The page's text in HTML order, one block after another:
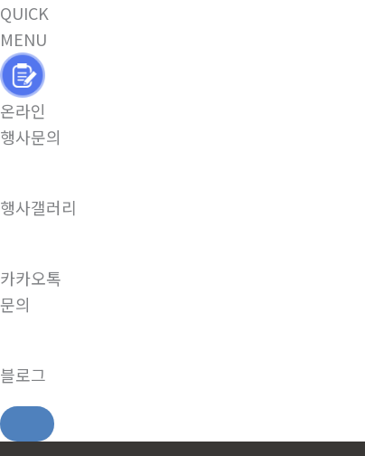
QUICK
MENU
온라인
행사문의
행사갤러리
카카오톡
문의
블로그